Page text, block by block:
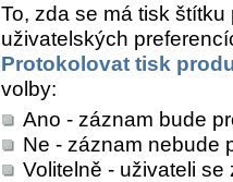
To, zda se má tisk
uživatelských
Protokolovat tisk
volby:
Ano - záznam bude
Ne - záznam nebude
Volitelně - uživateli